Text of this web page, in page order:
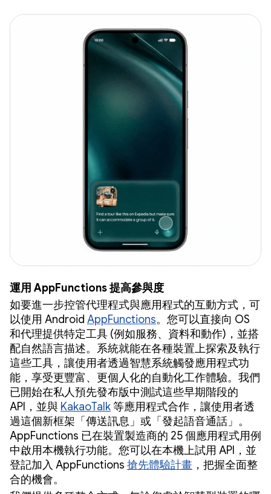
運用 AppFunctions 提高參與度
如要進一步控管代理程式與應用程式的互動方式，可
以使用 Android AppFunctions。您可以直接向 OS
和代理提供特定工具 (例如服務、資料和動作)，並搭
配自然語言描述。系統就能在各種裝置上探索及執行
這些工具，讓使用者透過智慧系統觸發應用程式功
能，享受更豐富、更個人化的自動化工作體驗。我們
已開始在私人預先發布版中測試這些早期階段的
API，並與 KakaoTalk等應用程式合作，讓使用者透
過這個新框架「傳送訊息」或「發起語音通話」。
AppFunctions 已在裝置製造商的 25 個應用程式用例
中啟用本機執行功能。您可以在本機上試用 API，並
登記加入 AppFunctions 搶先體驗計畫 ，把握全面整
合的機會。